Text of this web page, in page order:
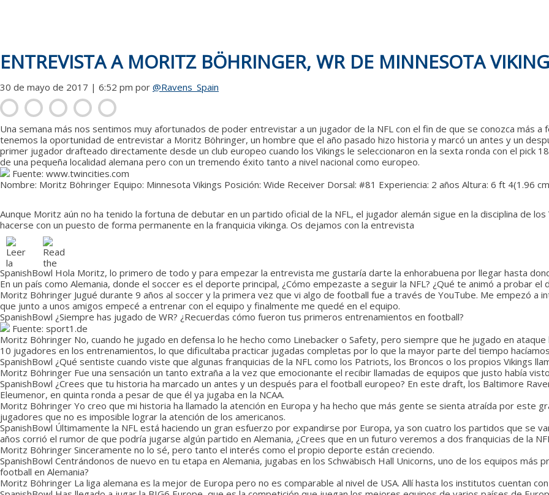
ENTREVISTA A MORITZ BÖHRINGER, WR DE MINNESOTA
30 de mayo de 2017 | 6:52 pm por @Ravens_Spain
Una semana más nos sentimos muy afortunados de poder entrevistar a un jugador de la NFL con el fin de que se conozca más
tenemos la oportunidad de entrevistar a Moritz Böhringer, un hombre que el año pasado hizo historia y marcó un antes y un
primer jugador drafteado directamente desde un club europeo cuando los Vikings le seleccionaron en la sexta ronda con el pick
de una pequeña localidad alemana pero con un tremendo éxito tanto a nivel nacional como europeo.
Fuente: www.twincities.com
Nombre: Moritz Böhringer Equipo: Minnesota Vikings Posición: Wide Receiver Dorsal: #81 Experiencia: 2 años Altura: 6 ft 4(1.96
Aunque Moritz aún no ha tenido la fortuna de debutar en un partido oficial de la NFL, el jugador alemán sigue en la disciplina de
hacerse con un puesto de forma permanente en la franquicia vikinga. Os dejamos con la entrevista
SpanishBowl Hola Moritz, lo primero de todo y para empezar la entrevista me gustaría darte la enhorabuena por llegar hasta
En un país como Alemania, donde el soccer es el deporte principal, ¿Cómo empezaste a seguir la NFL? ¿Qué te animó a probar el
Moritz Böhringer Jugué durante 9 años al soccer y la primera vez que vi algo de football fue a través de YouTube. Me empezó a
que junto a unos amigos empecé a entrenar con el equipo y finalmente me quedé en el equipo.
SpanishBowl ¿Siempre has jugado de WR? ¿Recuerdas cómo fueron tus primeros entrenamientos en football?
Fuente: sport1.de
Moritz Böhringer No, cuando he jugado en defensa lo he hecho como Linebacker o Safety, pero siempre que he jugado en
10 jugadores en los entrenamientos, lo que dificultaba practicar jugadas completas por lo que la mayor parte del tiempo
SpanishBowl ¿Qué sentiste cuando viste que algunas franquicias de la NFL como los Patriots, los Broncos o los propios Vikings
Moritz Böhringer Fue una sensación un tanto extraña a la vez que emocionante el recibir llamadas de equipos que justo había
SpanishBowl ¿Crees que tu historia ha marcado un antes y un después para el football europeo? En este draft, los Baltimore
Eleumenor, en quinta ronda a pesar de que él ya jugaba en la NCAA.
Moritz Böhringer Yo creo que mi historia ha llamado la atención en Europa y ha hecho que más gente se sienta atraída por este
jugadores que no es imposible lograr la atención de los americanos.
SpanishBowl Últimamente la NFL está haciendo un gran esfuerzo por expandirse por Europa, ya son cuatro los partidos que se
años corrió el rumor de que podría jugarse algún partido en Alemania, ¿Crees que en un futuro veremos a dos franquicias de la
Moritz Böhringer Sinceramente no lo sé, pero tanto el interés como el propio deporte están creciendo.
SpanishBowl Centrándonos de nuevo en tu etapa en Alemania, jugabas en los Schwäbisch Hall Unicorns, uno de los equipos más
football en Alemania?
Moritz Böhringer La liga alemana es la mejor de Europa pero no es comparable al nivel de USA. Allí hasta los institutos cuentan